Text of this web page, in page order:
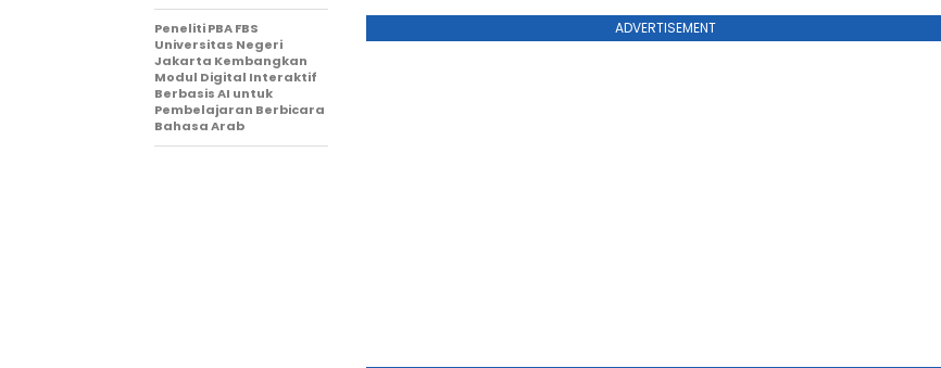
ADVERTISEMENT
Peneliti PBA FBS
Universitas Negeri
Jakarta Kembangkan
Modul Digital Interaktif
Berbasis AI untuk
Pembelajaran Berbicara
Bahasa Arab